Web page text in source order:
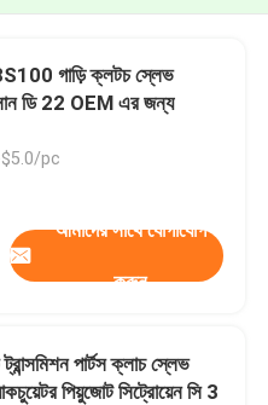
গাড়ি ক্লটচ স্লেভ
ডি 22 OEM এর জন্য
$5.0/pc
আমাদের সাথে যোগাযোগ
করুন
পার্টস ক্লাচ স্লেভ
পিয়ুজোট সিট্রোয়েন সি 3